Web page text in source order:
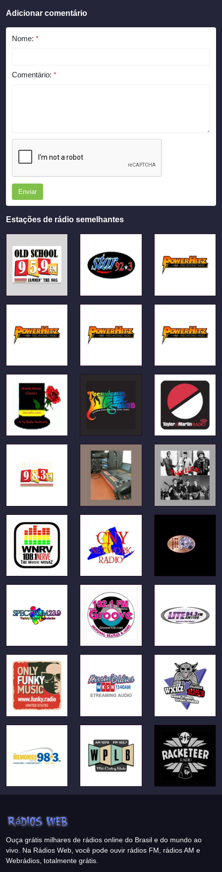
Adicionar comentário
Nome: *
Comentário: *
Enviar
Estações de rádio semelhantes
Ouça grátis milhares de rádios online do Brasil e do mundo ao
vivo. Na Rádios Web, você pode ouvir rádios FM, rádios AM e
Webrádios, totalmente grátis.